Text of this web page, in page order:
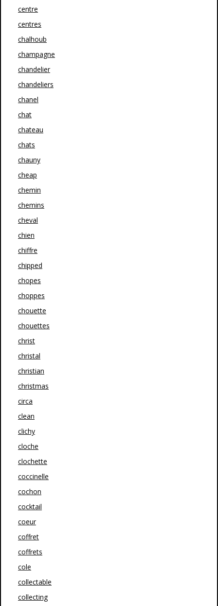
centre
centres
chalhoub
champagne
chandelier
chandeliers
chanel
chat
chateau
chats
chauny
cheap
chemin
chemins
cheval
chien
chiffre
chipped
chopes
choppes
chouette
chouettes
christ
christal
christian
christmas
circa
clean
clichy
cloche
clochette
coccinelle
cochon
cocktail
coeur
coffret
coffrets
cole
collectable
collecting